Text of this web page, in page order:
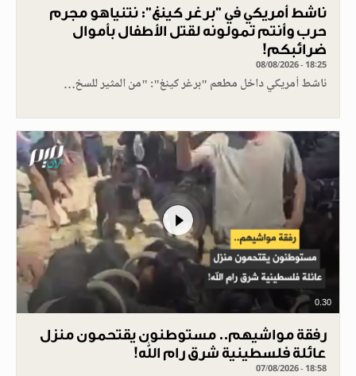
ناشط أمريكي في "برغر كينغ": نتنياهو مجرم
حرب وأنتم تمولونه لقتل الأطفال بأموال
ضرائبكم!
08/08/2026 - 18:25
ناشط أمريكي داخل مطعم "برغر كينغ": "من المثير للسخ…
0.30
رفقة مواشيهم.. مستوطنون يقتحمون منزل
عائلة فلسطينية شرق رام الله!
07/08/2026 - 18:58